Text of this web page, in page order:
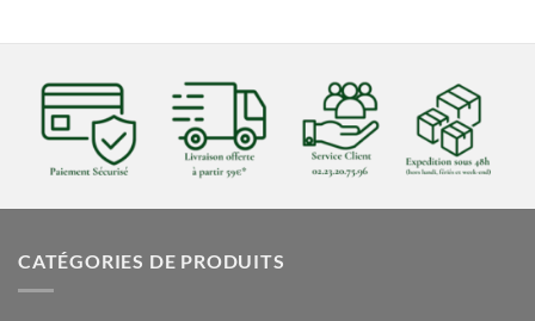
CATÉGORIES DE PRODUITS